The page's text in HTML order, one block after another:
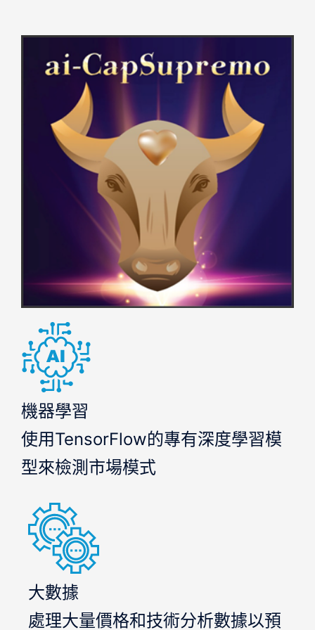
機器學習
使用TensorFlow的專有深度學習模
型來檢測市場模式
大數據
處理大量價格和技術分析數據以預